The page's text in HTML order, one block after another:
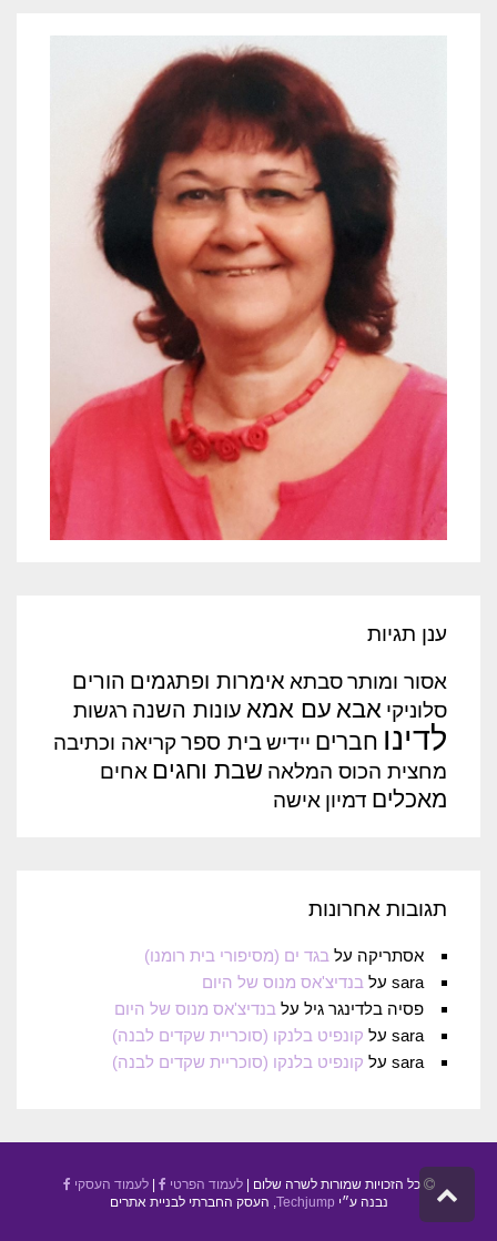
ענן תגיות
אסור ומותרסבתא אימרות ופתגמים הורים
סלוניקי אבא עם אמא עונות השנה רגשות
לדינו חברים יידישבית ספרקריאה וכתיבה
מחצית הכוס המלאה שבת וחגים אחים
מאכלים דמיון אישה
תגובות אחרונות
אסתריקה על בגד ים (מסיפורי בית רומנו)
sara על בנדיצ'אס מנוס של היום
פסיה בלדינגר גיל על בנדיצ'אס מנוס של היום
sara על קונפיט בלנקו (סוכריית שקדים לבנה)
sara על קונפיט בלנקו (סוכריית שקדים לבנה)
כל הזכויות שמורות לשרה שלום |לעמוד הפרטי |לעמוד העסקי
נבנה ע״י Techjump, העסק החברתי לבניית אתרים
גלילה
לראש